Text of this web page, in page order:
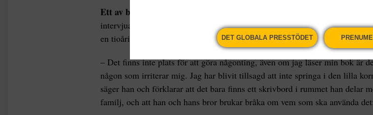
Ett av barnen
intervjuas i rapporten Generation Homeless och beskriver hur begränsat
en tioåring på ett tillfälligt boende:
– Det finns inte plats för att göra någonting, även om jag läser min bok är
någon som irriterar mig. Jag har blivit tillsagd att inte springa i den lilla
säger han och förklarar att det bara finns ett skrivbord i rummet han delar
familj, och att han och hans bror brukar bråka om vem som ska använda det:
DET GLOBALA PRESSTÖDET